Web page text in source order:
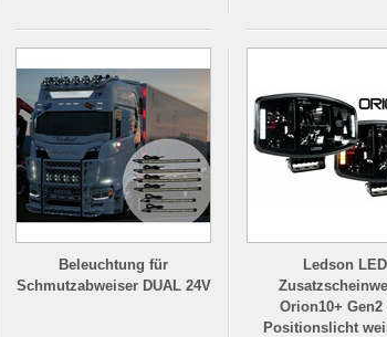
Beleuchtung für
Schmutzabweiser DUAL 24V
Ledson LED
Orion10+
Positionslicht